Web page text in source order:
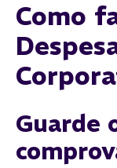
Como
Guarde